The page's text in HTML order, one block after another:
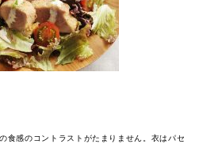
食感のコントラストがたまりません。衣はパセ